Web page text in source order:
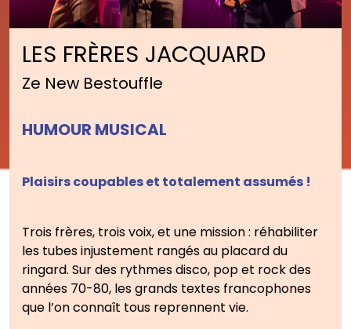
LES FRÈRES JACQUARD
Ze New Bestouffle
HUMOUR MUSICAL
Plaisirs coupables et totalement assumés !
Trois frères, trois voix, et une mission : réhabiliter
les tubes injustement rangés au placard du
ringard. Sur des rythmes disco, pop et rock des
années 70-80, les grands textes francophones
que l’on connaît tous reprennent vie.